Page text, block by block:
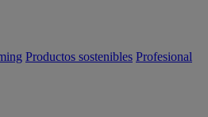
Productos sostenibles Profesional